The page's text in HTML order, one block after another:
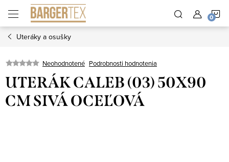
obsah
Uteráky a osušky
Neohodnotené Podrobnosti hodnotenia
UTERÁK CALEB (03) 50X90
CM SIVÁ OCEĽOVÁ